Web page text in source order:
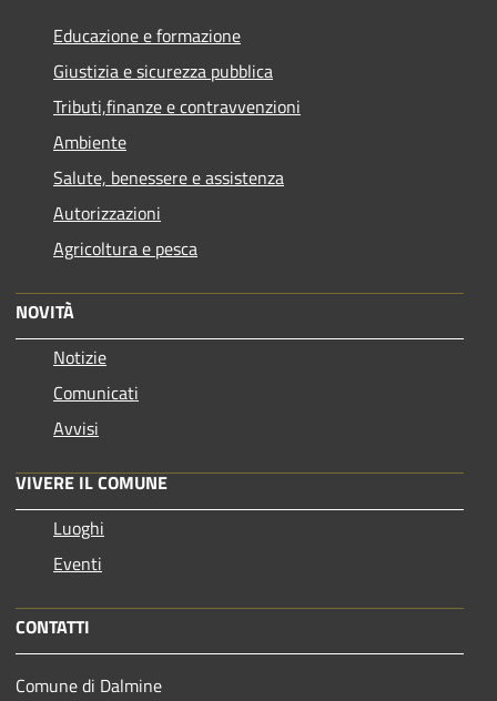
Educazione e formazione
Giustizia e sicurezza pubblica
Tributi,finanze e contravvenzioni
Ambiente
Salute, benessere e assistenza
Autorizzazioni
Agricoltura e pesca
NOVITÀ
Notizie
Comunicati
Avvisi
VIVERE IL COMUNE
Luoghi
Eventi
CONTATTI
Comune di Dalmine